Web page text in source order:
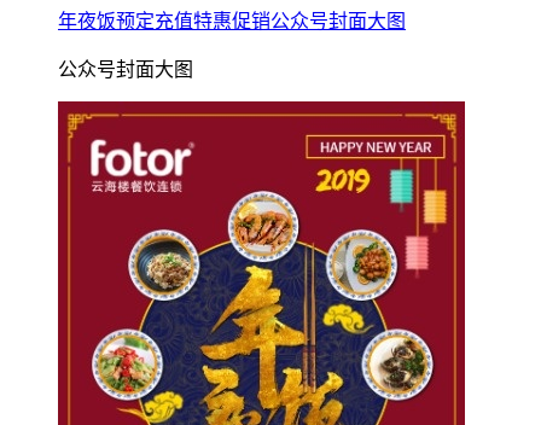
年夜饭预定充值特惠促销公众号封面大图
公众号封面大图